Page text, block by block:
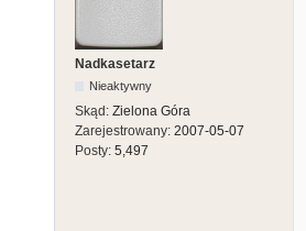
Nadkasetarz
Nieaktywny
Skąd: Zielona Góra
Zarejestrowany: 2007-05-07
Posty: 5,497